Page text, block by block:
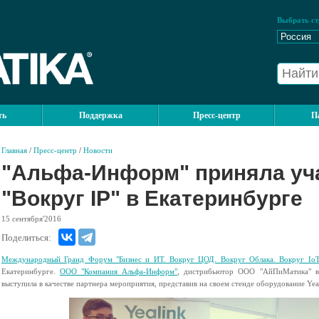
Выбрать
Поддержка Пресс-центр
Главная / Пресс-центр / Новости
"Альфа-Информ" приняла
"Вокруг IP" в Екатеринбурге
15 сентября'2016
Поделиться:
Международный Гранд Форум "Бизнес и ИТ. Вокруг ЦОД. Вокруг Облака. Вокруг
Екатеринбурге.ООО "Компания Альфа-Информ" , дистрибьютор ООО "АйПиМатика" в
выступила в качестве партнера мероприятия, представив на своем стенде оборудование